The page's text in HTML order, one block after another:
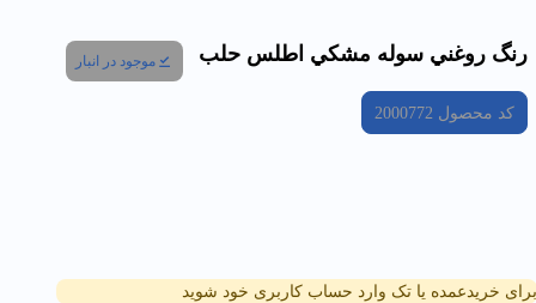
رنگ روغني سوله مشكي اطلس حلب موجود در انبار
کد محصول2000772
برای خریدعمده یا تک وارد حساب کاربری خود شوید